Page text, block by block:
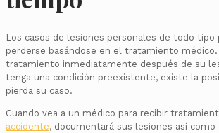
Los casos de lesiones personales de todo tipo
perderse basándose en el tratamiento médico.
tratamiento inmediatamente después de su
tenga una condición preexistente, existe la
pierda su caso.
Cuando vea a un médico para recibir
accidente, documentará sus lesiones así como